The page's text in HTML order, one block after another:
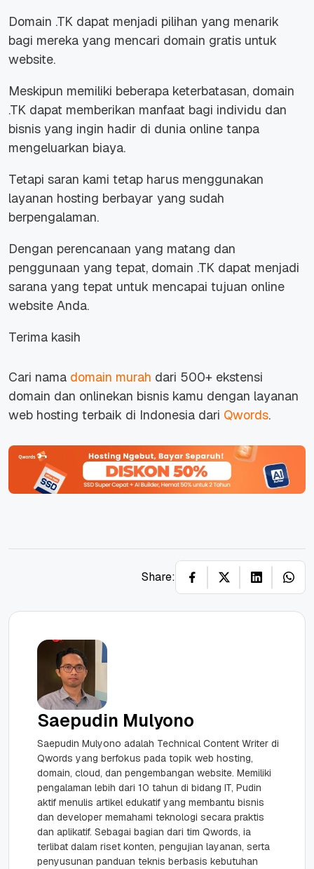
Domain .TK dapat menjadi pilihan yang menarik
bagi mereka yang mencari domain gratis untuk
website.
Meskipun memiliki beberapa keterbatasan, domain
.TK dapat memberikan manfaat bagi individu dan
bisnis yang ingin hadir di dunia online tanpa
mengeluarkan biaya.
Tetapi saran kami tetap harus menggunakan
layanan hosting berbayar yang sudah
berpengalaman.
Dengan perencanaan yang matang dan
penggunaan yang tepat, domain .TK dapat menjadi
sarana yang tepat untuk mencapai tujuan online
website Anda.
Terima kasih
Cari nama domain murah dari 500+ ekstensi
domain dan onlinekan bisnis kamu dengan layanan
web hosting terbaik di Indonesia dari Qwords.
Share:
Saepudin Mulyono
Saepudin Mulyono adalah Technical Content Writer di
Qwords yang berfokus pada topik web hosting,
domain, cloud, dan pengembangan website. Memiliki
pengalaman lebih dari 10 tahun di bidang IT, Pudin
aktif menulis artikel edukatif yang membantu bisnis
dan developer memahami teknologi secara praktis
dan aplikatif. Sebagai bagian dari tim Qwords, ia
terlibat dalam riset konten, pengujian layanan, serta
penyusunan panduan teknis berbasis kebutuhan